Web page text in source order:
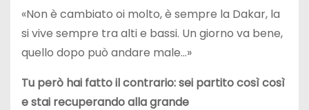
«Non è cambiato oi molto, è sempre la Dakar, la
si vive sempre tra alti e bassi. Un giorno va bene,
quello dopo può andare male…»
Tu però hai fatto il contrario: sei partito così così
e stai recuperando alla grande